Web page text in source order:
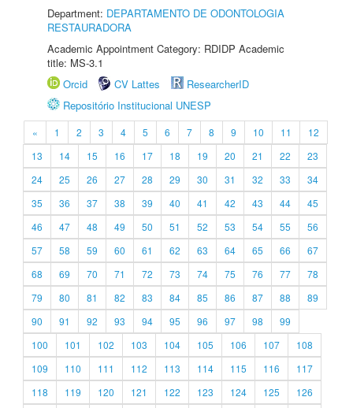
Department: DEPARTAMENTO DE ODONTOLOGIA
RESTAURADORA
Academic Appointment Category: RDIDP Academic
title: MS-3.1
Orcid
CV Lattes
ResearcherID
Repositório Institucional UNESP
« 1 2 3 4 5 6 7 8 9 10 11
12
13
14 15 16 17 18 19 20 21 22
23
24
25 26 27 28 29 30 31 32 33
34
35
36 37 38 39 40 41 42 43 44
45
46
47 48 49 50 51 52 53 54 55
56
57
58 59 60 61 62 63 64 65 66
67
68
69 70 71 72 73 74 75 76 77
78
79
80 81 82 83 84 85 86 87 88
89
90
91 92 93 94 95 96 97 98
99
100
101 102 103 104 105 106 107
108
109
110 111 112 113 114 115 116
117
118
119 120 121 122 123 124 125
126